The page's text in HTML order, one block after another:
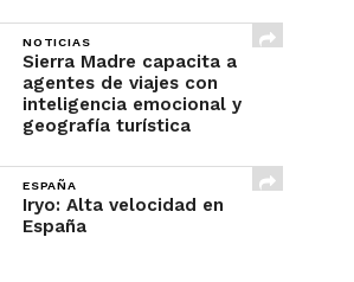
NOTICIAS
Sierra Madre capacita a
agentes de viajes con
inteligencia emocional y
geografía turística
ESPAÑA
Iryo: Alta velocidad en
España